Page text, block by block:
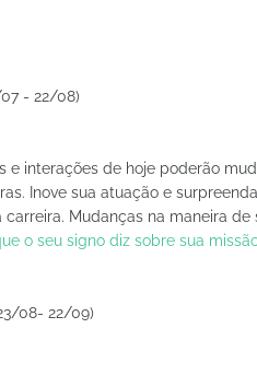
07 - 22/08)
e interações de hoje poderão
Inove sua atuação e
carreira. Mudanças na maneira
o seu signo diz sobre sua
08- 22/09)